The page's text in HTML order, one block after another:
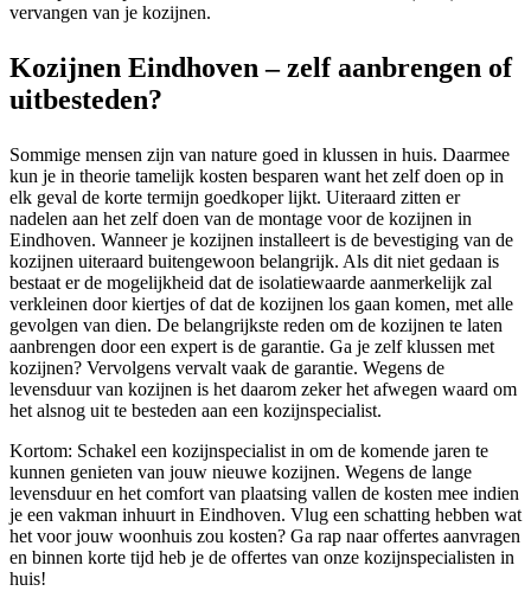
vervangen van je kozijnen.
Kozijnen Eindhoven – zelf aanbrengen of
uitbesteden?
Sommige mensen zijn van nature goed in klussen in huis. Daarmee
kun je in theorie tamelijk kosten besparen want het zelf doen op in
elk geval de korte termijn goedkoper lijkt. Uiteraard zitten er
nadelen aan het zelf doen van de montage voor de kozijnen in
Eindhoven. Wanneer je kozijnen installeert is de bevestiging van de
kozijnen uiteraard buitengewoon belangrijk. Als dit niet gedaan is
bestaat er de mogelijkheid dat de isolatiewaarde aanmerkelijk zal
verkleinen door kiertjes of dat de kozijnen los gaan komen, met alle
gevolgen van dien. De belangrijkste reden om de kozijnen te laten
aanbrengen door een expert is de garantie. Ga je zelf klussen met
kozijnen? Vervolgens vervalt vaak de garantie. Wegens de
levensduur van kozijnen is het daarom zeker het afwegen waard om
het alsnog uit te besteden aan een kozijnspecialist.
Kortom: Schakel een kozijnspecialist in om de komende jaren te
kunnen genieten van jouw nieuwe kozijnen. Wegens de lange
levensduur en het comfort van plaatsing vallen de kosten mee indien
je een vakman inhuurt in Eindhoven. Vlug een schatting hebben wat
het voor jouw woonhuis zou kosten? Ga rap naar offertes aanvragen
en binnen korte tijd heb je de offertes van onze kozijnspecialisten in
huis!